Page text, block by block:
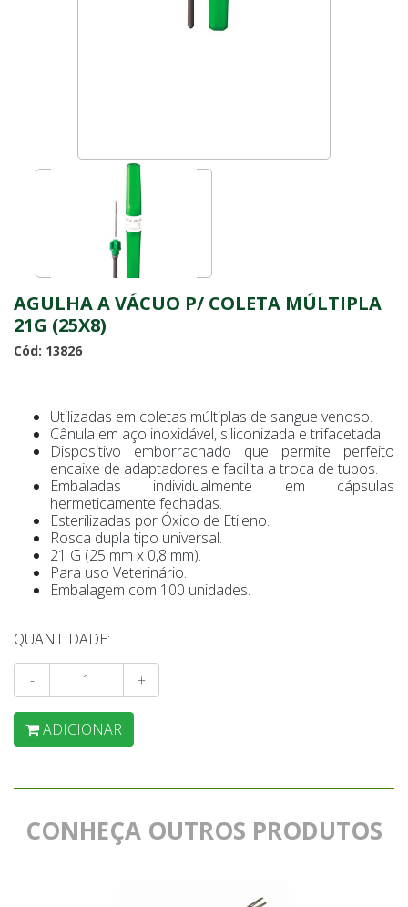
AGULHA A VÁCUO P/ COLETA MÚLTIPLA
21G (25X8)
Cód: 13826
Utilizadas em coletas múltiplas de sangue venoso.
Cânula em aço inoxidável, siliconizada e trifacetada.
Dispositivo emborrachado que permite perfeito
encaixe de adaptadores e facilita a troca de tubos.
Embaladas individualmente em cápsulas
hermeticamente fechadas.
Esterilizadas por Óxido de Etileno.
Rosca dupla tipo universal.
21 G (25 mm x 0,8 mm).
Para uso Veterinário.
Embalagem com 100 unidades.
QUANTIDADE:
- +
ADICIONAR
CONHEÇA OUTROS PRODUTOS